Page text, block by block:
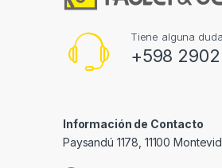
Tiene alguna
+598
Información de Contacto
Paysandú 1178, 11100